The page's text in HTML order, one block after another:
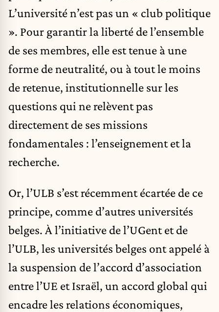
L’université n’est pas un « club politique
». Pour garantir la liberté de l’ensemble
de ses membres, elle est tenue à une
forme de neutralité, ou à tout le moins
de retenue, institutionnelle sur les
questions qui ne relèvent pas
directement de ses missions
fondamentales : l’enseignement et la
recherche.
Or, l’ULB s’est récemment écartée de ce
principe, comme d’autres universités
belges. À l’initiative de l’UGent et de
l’ULB, les universités belges ont appelé à
la suspension de l’accord d’association
entre l’UE et Israël, un accord global qui
encadre les relations économiques,